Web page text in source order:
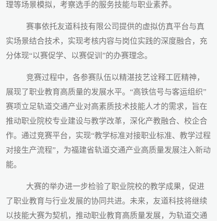
理等场景模拟，考察选手的服务技能与职业素养。
赛事依托友道科技有限公司提供的虚拟仿真平台与真
实场景结合技术，实现考核内容与岗位实践的深度融合，充
分体现“以赛促学、以赛促训”的办赛理念。
竞赛过程中，各参赛队伍以精湛技艺诠释工匠精神，
展现了职业教育高质量的发展水平。“高铁信号与客运组织”
赛项立足轨道交通产业对高素质技术技能人才的需求，旨在
推动职业院校专业建设与教学改革，深化产教融合、校企合
作。通过竞赛平台，实现“教学标准对接职业标准、教学过程
对接生产流程”，为福建省轨道交通产业高质量发展注入新动
能。
大赛的举办进一步检验了职业院校的教学成果，促进
了职业教育与行业发展的协同共进。未来，友道科技将继续
以技能大赛为契机，推动职业教育高质量发展，为轨道交通